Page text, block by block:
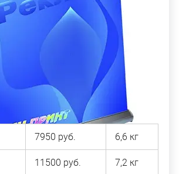
7950 руб. 6,6 кг
11500 руб. 7,2 кг